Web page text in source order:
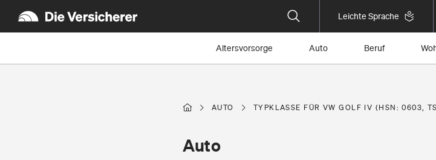
Leichte Sprache
Altersvorsorge Auto Beruf
AUTO TYPKLASSE FÜR VW GOLF IV (HSN: 0603,
Auto